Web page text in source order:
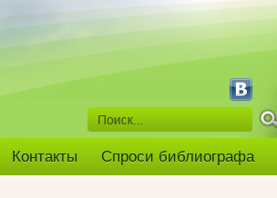
Контакты Спроси библиографа